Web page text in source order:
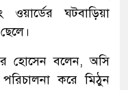
ঘটবাড়িয়া
হোসেন বলেন, অসি
করে মিঠুন